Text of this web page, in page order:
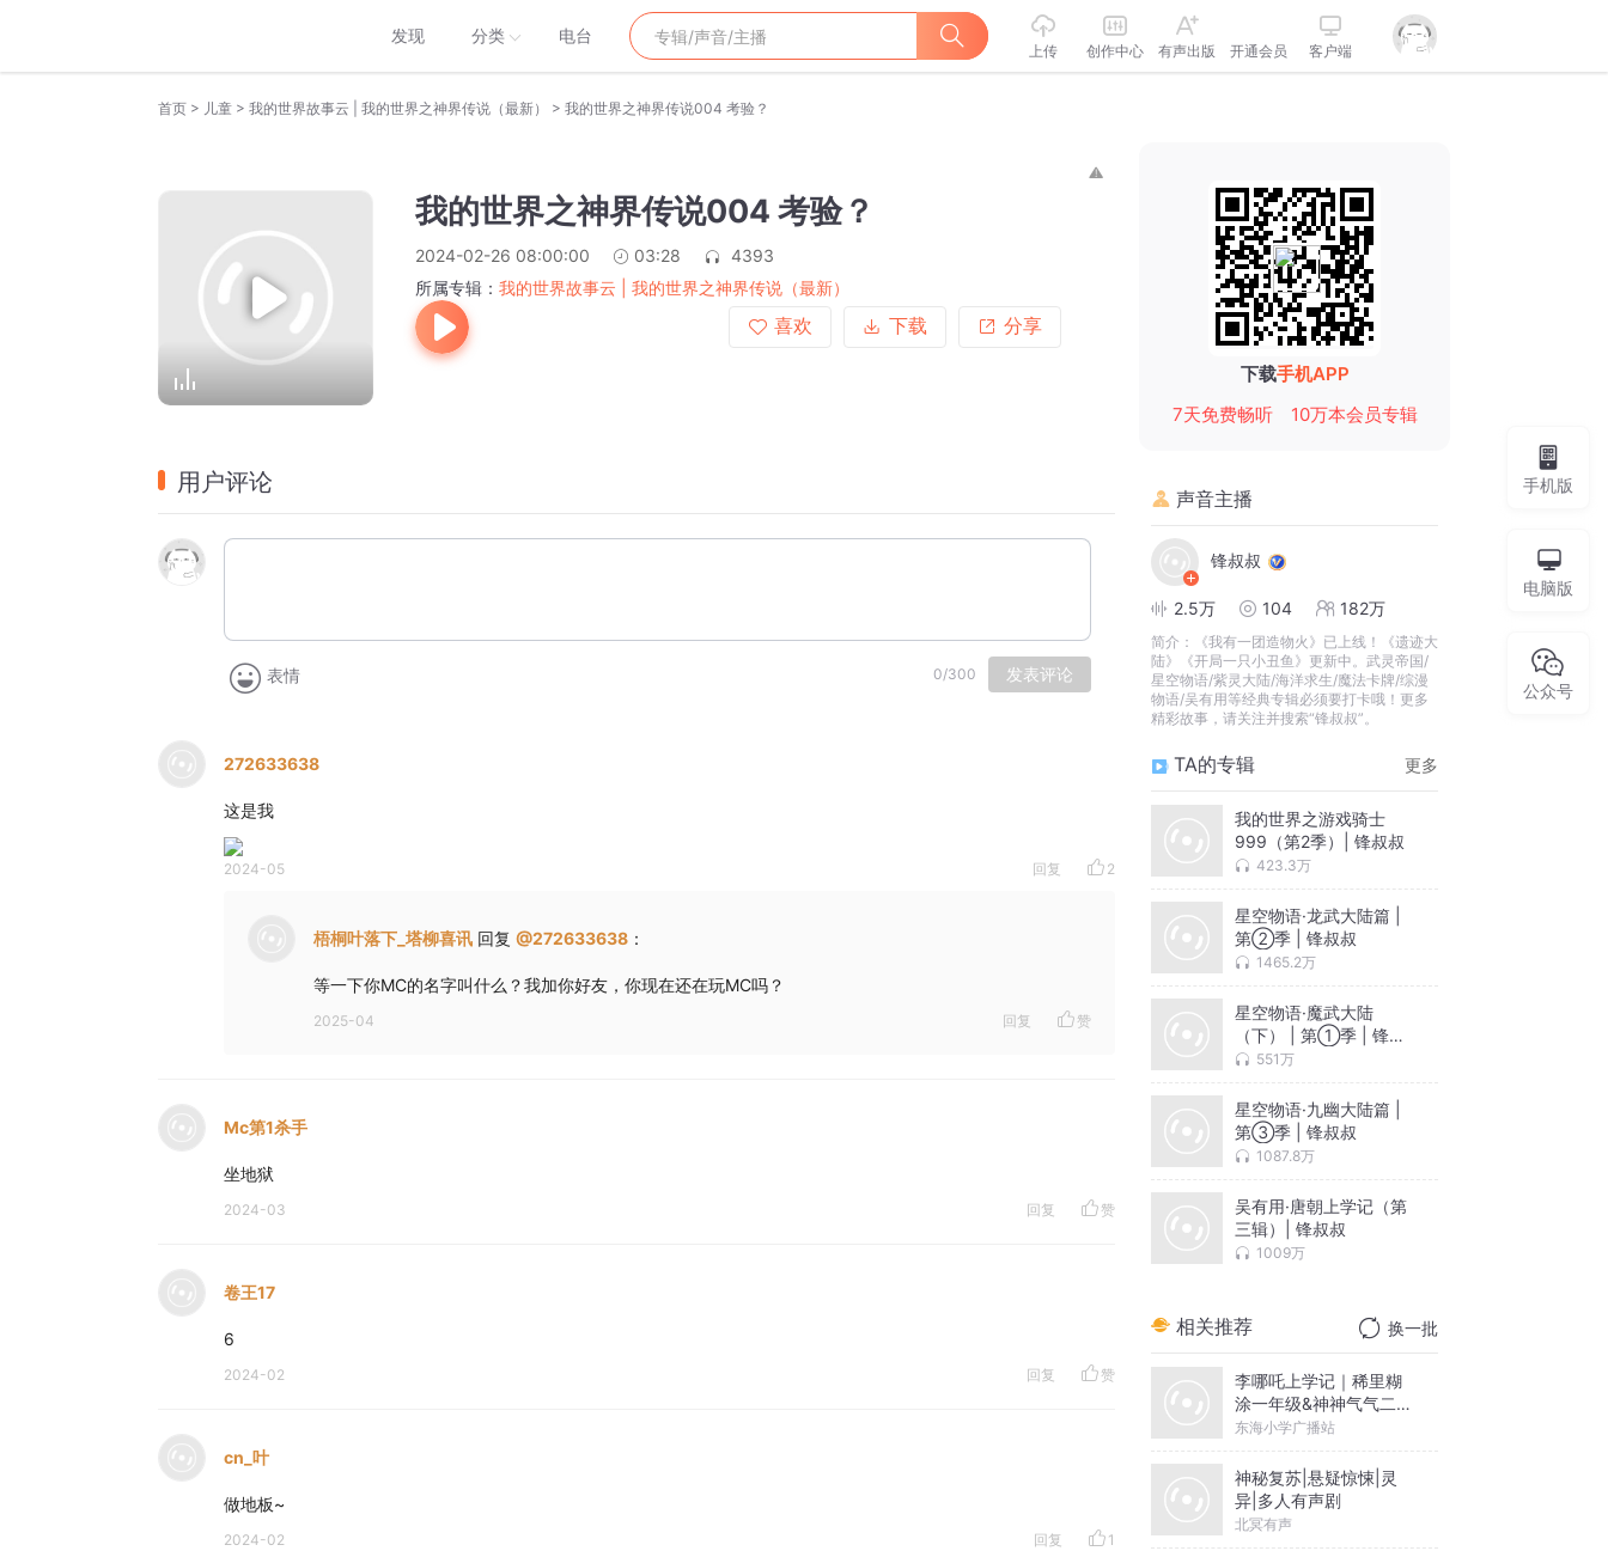
发现 分类 电台
上传 创作中心 有声出版 开通会员 客户端
首页 > 儿童 > 我的世界故事云 | ​我的世界之神界传说（最新） > 我的世界之神界传说004 考验？
我的世界之神界传说004 考验？
2024-02-26 08:00:00 03:28
4393
所属专辑： 我的世界故事云 | ​我的世界之神界传说（最新）
喜欢
下载 分享
用户评论
表情 0/300 发表评论
272633638
这是我
2024-05 回复 2
梧桐叶落下_塔柳喜讯 回复 @272633638 ：
等一下你MC的名字叫什么？我加你好友，你现在还在玩MC吗？
2025-04 回复 赞
Mc第1杀手
坐地狱
2024-03 回复 赞
卷王17
6
2024-02 回复 赞
cn_叶
做地板~
2024-02 回复 1
下载手机APP
7天免费畅听
10万本会员专辑
声音主播
锋叔叔
2.5万 104 182万
简介：
《我有一团造物火》已上线！《遗迹大
陆》《开局一只小丑鱼》更新中。武灵帝国/
星空物语/紫灵大陆/海洋求生/魔法卡牌/综漫
物语/吴有用等经典专辑必须要打卡哦！更多
精彩故事，请关注并搜索“锋叔叔”。
TA的专辑 更多
我的世界之游戏骑士
999（第2季）| 锋叔叔
423.3万
星空物语·龙武大陆篇 |
第②季 | 锋叔叔
1465.2万
星空物语·魔武大陆
（下） | 第①季 | 锋叔
叔 551万
星空物语·九幽大陆篇 |
第③季 | 锋叔叔
1087.8万
吴有用·唐朝上学记（第
三辑）| 锋叔叔
1009万
相关推荐 换一批
李哪吒上学记｜稀里糊
涂一年级&神神气气二年
级
东海小学广播站
神秘复苏|悬疑惊悚|灵
异|多人有声剧
北冥有声
手机版
电脑版
公众号